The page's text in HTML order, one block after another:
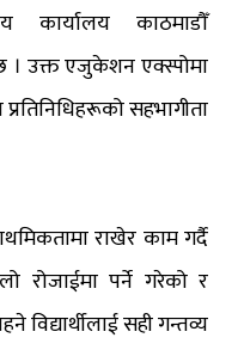
कार्यालय काठमाडौँ
। उक्त एजुकेशन एक्स्पोमा
प्रतिनिधिहरूको सहभागीता
राखेर काम गर्दै
रोजाईमा पर्ने गरेको र
विद्यार्थीलाई सही गन्तव्य